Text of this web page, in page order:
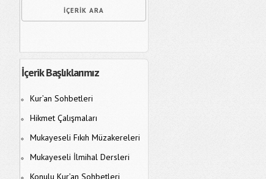
İçerik Başlıklarımız
Kur’an Sohbetleri
Hikmet Çalışmaları
Mukayeseli Fıkıh Müzakereleri
Mukayeseli İlmihal Dersleri
Konulu Kur’an Sohbetleri